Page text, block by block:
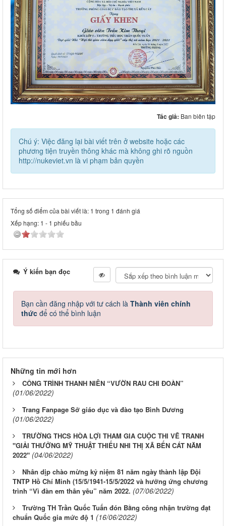
Tác giả: Ban biên tập
Chú ý: Việc đăng lại bài viết trên ở website hoặc các
phương tiện truyền thông khác mà không ghi rõ nguồn
http://nukeviet.vn là vi phạm bản quyền
Tổng số điểm của bài viết là: 1 trong 1 đánh giá
Xếp hạng: 1 - 1 phiếu bầu
Ý kiến bạn đọc
Bạn cần đăng nhập với tư cách là Thành viên chính
thức để có thể bình luận
Những tin mới hơn
CÔNG TRÌNH THANH NIÊN “VƯỜN RAU CHI ĐOÀN”
(01/06/2022)
Trang Fanpage Sở giáo dục và đào tạo Bình Dương
(01/06/2022)
TRƯỜNG THCS HÒA LỢI THAM GIA CUỘC THI VẼ TRANH
"GIẢI THƯỞNG MỸ THUẬT THIẾU NHI THỊ XÃ BẾN CÁT NĂM
2022" (04/06/2022)
Nhân dịp chào mừng kỷ niệm 81 năm ngày thành lập Đội
TNTP Hồ Chí Minh (15/5/1941-15/5/2022 và hưởng ứng chương
trình “Vì đàn em thân yêu” năm 2022. (07/06/2022)
Trường TH Trần Quốc Tuấn đón Bằng công nhận trường đạt
chuẩn Quốc gia mức độ 1 (16/06/2022)